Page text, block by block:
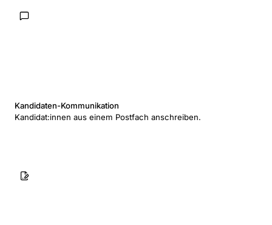
Kandidaten-Kommunikation
Kandidat:innen aus einem Postfach anschreiben.